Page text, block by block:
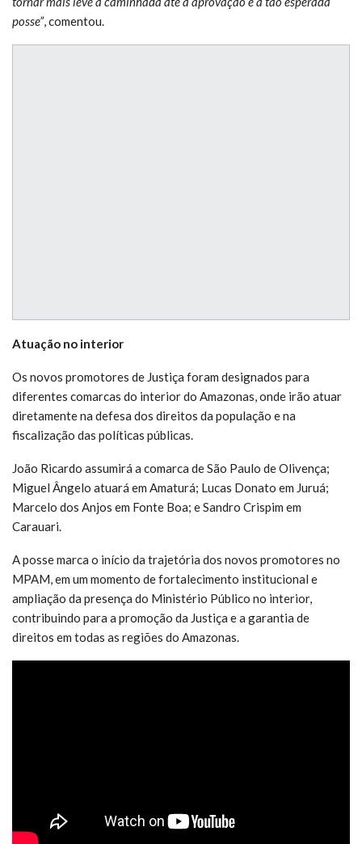
posse”, comentou.
Atuação no interior
Os novos promotores de Justiça foram designados para
diferentes comarcas do interior do Amazonas, onde irão atuar
diretamente na defesa dos direitos da população e na
fiscalização das políticas públicas.
João Ricardo assumirá a comarca de São Paulo de Olivença;
Miguel Ângelo atuará em Amaturá; Lucas Donato em Juruá;
Marcelo dos Anjos em Fonte Boa; e Sandro Crispim em
Carauari.
A posse marca o início da trajetória dos novos promotores no
MPAM, em um momento de fortalecimento institucional e
ampliação da presença do Ministério Público no interior,
contribuindo para a promoção da Justiça e a garantia de
direitos em todas as regiões do Amazonas.